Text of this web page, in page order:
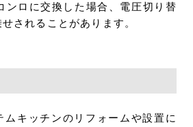
ンロに交換した場合、電圧切り替
されることがあります。
ムキッチンのリフォームや設置に